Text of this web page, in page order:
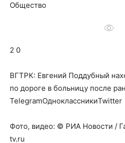
Общество
2 0
ВГТРК: Евгений Поддубный
по дороге в больницу после
TelegramОдноклассникиTwitter
Фото, видео: © РИА Новости /
tv.ru